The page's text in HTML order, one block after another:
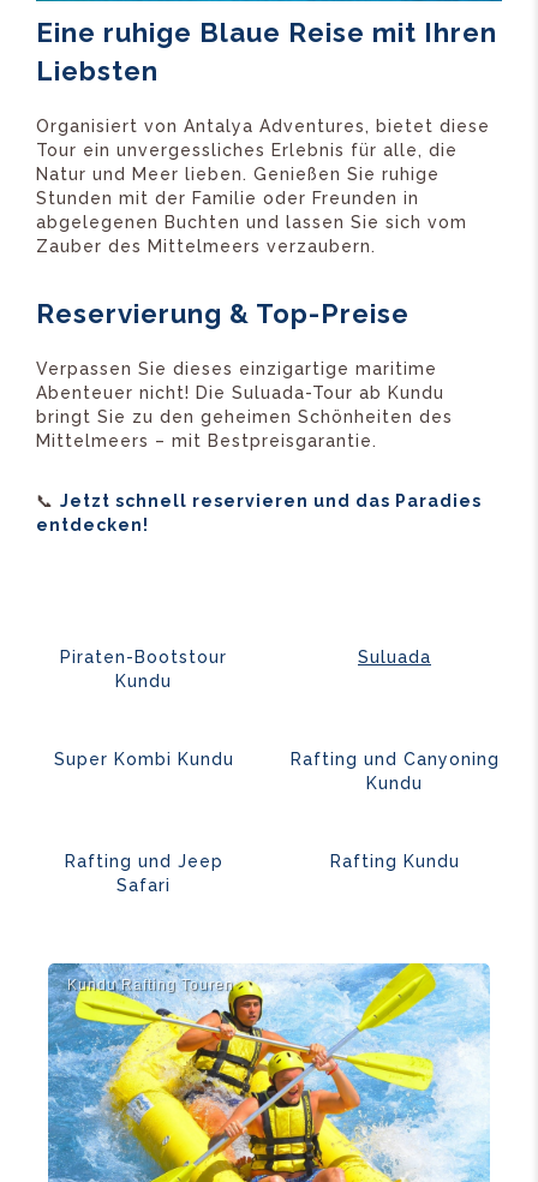
Eine ruhige Blaue Reise mit Ihren
Liebsten
Organisiert von Antalya Adventures, bietet diese
Tour ein unvergessliches Erlebnis für alle, die
Natur und Meer lieben. Genießen Sie ruhige
Stunden mit der Familie oder Freunden in
abgelegenen Buchten und lassen Sie sich vom
Zauber des Mittelmeers verzaubern.
Reservierung & Top-Preise
Verpassen Sie dieses einzigartige maritime
Abenteuer nicht! Die Suluada-Tour ab Kundu
bringt Sie zu den geheimen Schönheiten des
Mittelmeers – mit Bestpreisgarantie.
📞 Jetzt schnell reservieren und das Paradies
entdecken!
Piraten-Bootstour
Kundu
Suluada
Super Kombi Kundu
Rafting und Canyoning
Kundu
Rafting und Jeep
Safari
Rafting Kundu
Kundu Rafti̇ng Touren